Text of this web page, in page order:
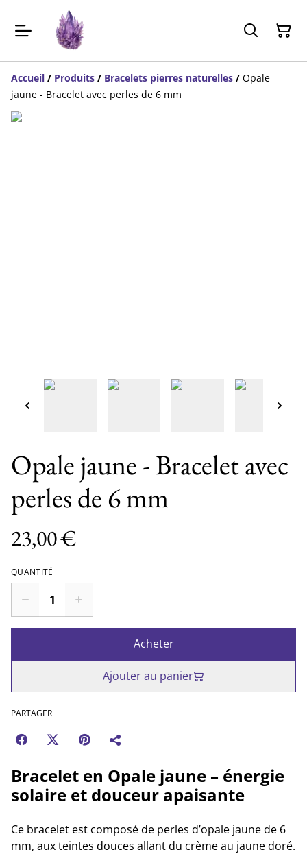
Accueil / Produits / Bracelets pierres naturelles / Opale
jaune - Bracelet avec perles de 6 mm
Opale jaune - Bracelet avec
perles de 6 mm
23,00 €
QUANTITÉ
Acheter
Ajouter au panier
PARTAGER
Bracelet en Opale jaune – énergie
solaire et douceur apaisante
Ce bracelet est composé de perles d’opale jaune de 6
mm, aux teintes douces allant du crème au jaune doré.